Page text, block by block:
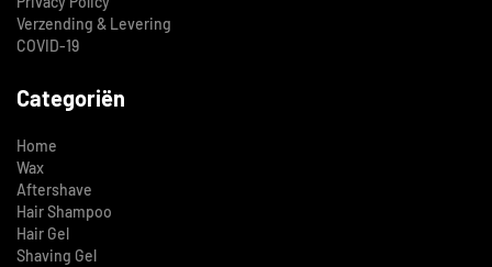
Verzending & Levering
COVID-19
Categoriën
Home
Wax
Aftershave
Hair Shampoo
Hair Gel
Shaving Gel